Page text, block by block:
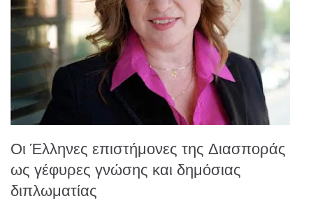
Οι Έλληνες επιστήμονες της Διασποράς
ως γέφυρες γνώσης και δημόσιας
διπλωματίας